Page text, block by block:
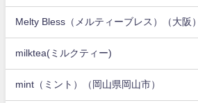
Melty Bless（メルティーブレス）（大阪）
milktea(ミルクティー)
mint（ミント）（岡山県岡山市）